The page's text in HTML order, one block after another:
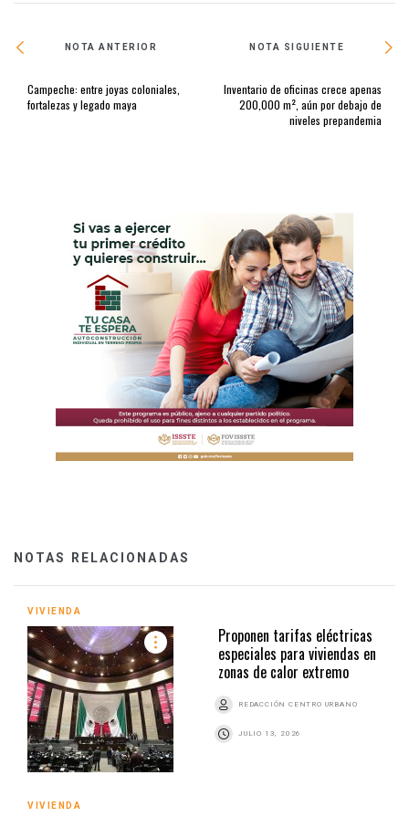
NOTA ANTERIOR
Campeche: entre joyas coloniales,
fortalezas y legado maya
NOTA SIGUIENTE
Inventario de oficinas crece apenas
200,000 m², aún por debajo de
niveles prepandemia
NOTAS RELACIONADAS
VIVIENDA
Proponen tarifas eléctricas
especiales para viviendas en
zonas de calor extremo
REDACCIÓN CENTRO URBANO
JULIO 13, 2026
VIVIENDA